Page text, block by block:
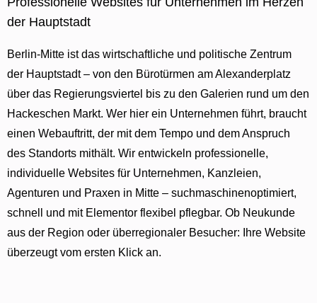
der Hauptstadt
Berlin-Mitte ist das wirtschaftliche und politische Zentrum
der Hauptstadt – von den Bürotürmen am Alexanderplatz
über das Regierungsviertel bis zu den Galerien rund um den
Hackeschen Markt. Wer hier ein Unternehmen führt, braucht
einen Webauftritt, der mit dem Tempo und dem Anspruch
des Standorts mithält. Wir entwickeln professionelle,
individuelle Websites für Unternehmen, Kanzleien,
Agenturen und Praxen in Mitte – suchmaschinenoptimiert,
schnell und mit Elementor flexibel pflegbar. Ob Neukunde
aus der Region oder überregionaler Besucher: Ihre Website
überzeugt vom ersten Klick an.